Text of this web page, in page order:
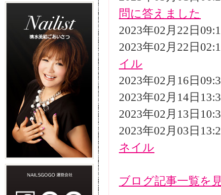
問に答えました
2023年02月22日
2023年02月22日
イル
2023年02月16日
2023年02月14日
2023年02月13日
2023年02月03日
ネイル
ブログ記事一覧を